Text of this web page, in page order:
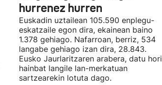
hurrenez hurren
Euskadin uztailean 105.590 enplegu-
eskatzaile egon dira, ekainean baino
1.378 gehiago. Nafarroan, berriz, 534
langabe gehiago izan dira, 28.843.
Eusko Jaurlaritzaren arabera, datu hori
hainbat langile lan-merkatuan
sartzearekin lotuta dago.